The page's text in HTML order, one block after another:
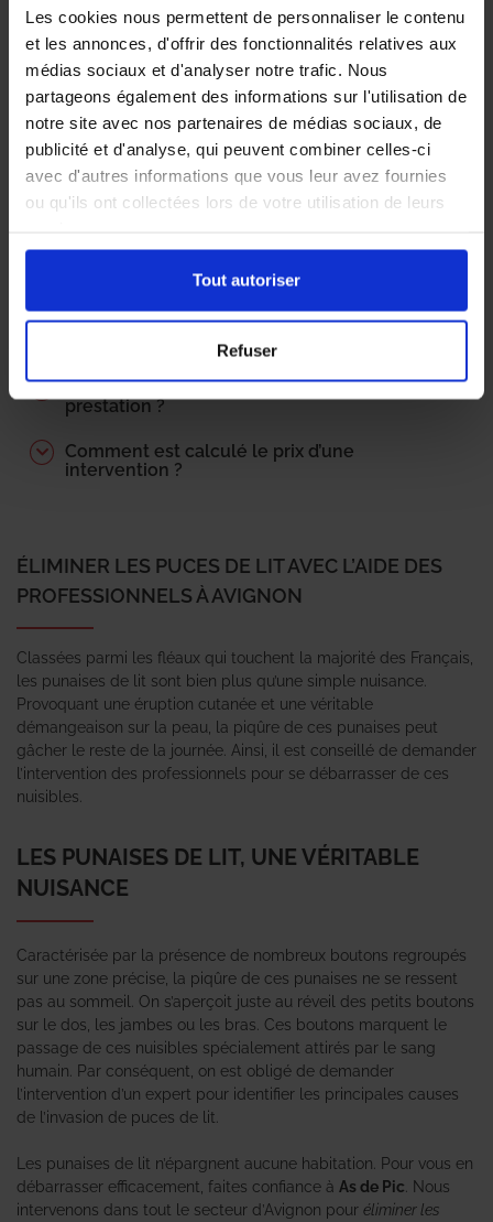
Les cookies nous permettent de personnaliser le contenu
et les annonces, d'offrir des fonctionnalités relatives aux
médias sociaux et d'analyser notre trafic. Nous
partageons également des informations sur l'utilisation de
notre site avec nos partenaires de médias sociaux, de
publicité et d'analyse, qui peuvent combiner celles-ci
avec d'autres informations que vous leur avez fournies
ou qu'ils ont collectées lors de votre utilisation de leurs
Tout autoriser
Refuser
Comment se déroule une intervention type
?
Quels sont les précautions à prendre pour
prévenir une infestation ?
Quels sont les délais d’intervention ?
Qui paie les frais de désinsectisation ?
Quelle est la performance du traitement ?
Comment est déterminé le tarif de la
prestation ?
Comment est calculé le prix d’une
intervention ?
ÉLIMINER LES PUCES DE LIT AVEC L’AIDE DES
PROFESSIONNELS À AVIGNON
Classées parmi les fléaux qui touchent la majorité des Français,
les punaises de lit sont bien plus qu’une simple nuisance.
Provoquant une éruption cutanée et une véritable
démangeaison sur la peau, la piqûre de ces punaises peut
gâcher le reste de la journée. Ainsi, il est conseillé de demander
l’intervention des professionnels pour se débarrasser de ces
nuisibles.
LES PUNAISES DE LIT, UNE VÉRITABLE
NUISANCE
Caractérisée par la présence de nombreux boutons regroupés
sur une zone précise, la piqûre de ces punaises ne se ressent
pas au sommeil. On s’aperçoit juste au réveil des petits boutons
sur le dos, les jambes ou les bras. Ces boutons marquent le
passage de ces nuisibles spécialement attirés par le sang
humain. Par conséquent, on est obligé de demander
l’intervention d’un expert pour identifier les principales causes
de l’invasion de puces de lit.
Les punaises de lit n’épargnent aucune habitation. Pour vous en
débarrasser efficacement, faites confiance à As de Pic . Nous
intervenons dans tout le secteur d’Avignon pour éliminer les